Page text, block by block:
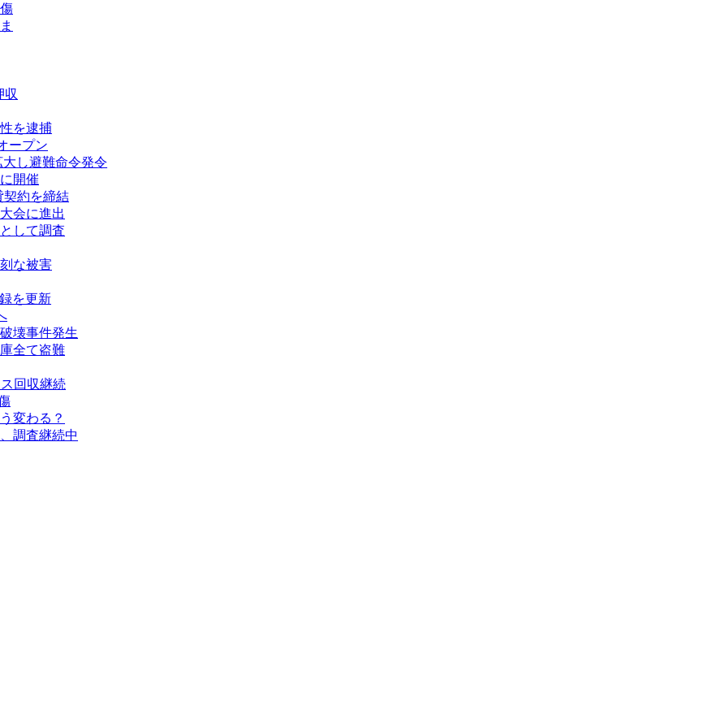
収
を逮捕
ープン
し避難命令発令
開催
契約を締結
会に進出
して調査
な被害
を更新
壊事件発生
全て盗難
回収継続
変わる？
調査継続中